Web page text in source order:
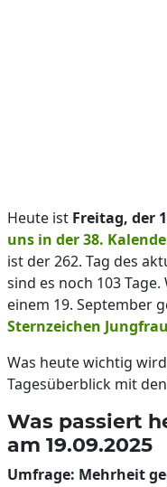
Heute ist Freitag, der
uns in der 38.
ist der 262. Tag des
sind es noch 103
einem 19. September
Sternzeichen Jungfrau
Was heute wichtig
Tagesüberblick mit
Was passiert
am 19.09.2025
Umfrage: Mehrheit